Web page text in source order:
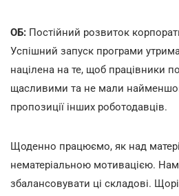
ОБ: Постійний розвиток
Успішний запуск програми
націлена на те, щоб працівники
щасливими та не мали
пропозиції інших роботодавців.
Щоденно працюємо, як над
нематеріальною мотивацією.
збалансовувати ці складові.